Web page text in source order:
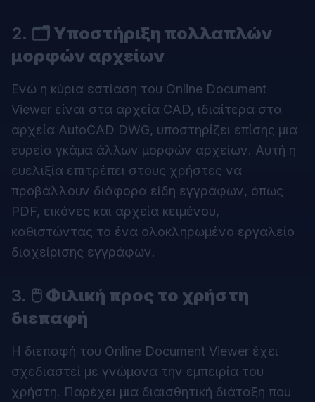
2. 🗂️ Υποστήριξη πολλαπλών
μορφών αρχείων
Ενώ η κύρια εστίαση του Online Document
Viewer είναι στα αρχεία CAD, ιδιαίτερα στα
αρχεία AutoCAD DWG, υποστηρίζει επίσης μια
ευρεία γκάμα άλλων μορφών αρχείων. Αυτή η
ευελιξία επιτρέπει στους χρήστες να
προβάλλουν διάφορα είδη εγγράφων, όπως
PDF, εικόνες και αρχεία κειμένου,
καθιστώντας το ένα ολοκληρωμένο εργαλείο
διαχείρισης εγγράφων.
3. 🖱️ Φιλική προς το χρήστη
διεπαφή
Η διεπαφή του Online Document Viewer έχει
σχεδιαστεί με γνώμονα την εμπειρία του
χρήστη. Παρέχει μια διαισθητική διάταξη που